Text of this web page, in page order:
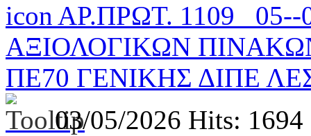
ΑΡ.ΠΡΩΤ. 1109_
ΑΞΙΟΛΟΓΙΚΩΝ
ΠΕ70 ΓΕΝΙΚΗΣ ΔΙΠΕ
03/05/2026 Hits: 1694